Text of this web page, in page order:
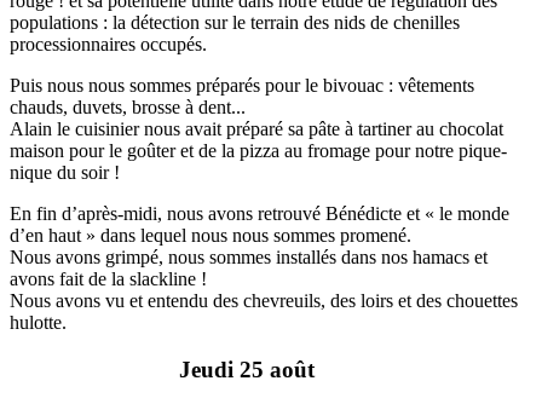
populations : la détection sur le terrain des nids de chenilles
processionnaires occupés.
Puis nous nous sommes préparés pour le bivouac : vêtements
chauds, duvets, brosse à dent...
Alain le cuisinier nous avait préparé sa pâte à tartiner au chocolat
maison pour le goûter et de la pizza au fromage pour notre pique-
nique du soir !
En fin d’après-midi, nous avons retrouvé Bénédicte et « le monde
d’en haut » dans lequel nous nous sommes promené.
Nous avons grimpé, nous sommes installés dans nos hamacs et
avons fait de la slackline !
Nous avons vu et entendu des chevreuils, des loirs et des chouettes
hulotte.
Jeudi 25 août